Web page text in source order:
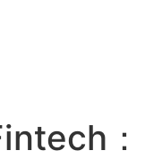
：